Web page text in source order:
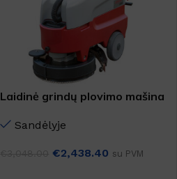
Laidinė grindų plovimo mašina
Sandėlyje
€2,438.40 su PVM